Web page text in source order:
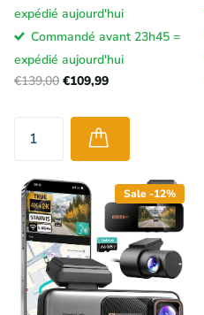
expédié aujourd'hui
Commandé avant 23h45 =
expédié aujourd'hui
€139,00 €109,99
Sale -12%